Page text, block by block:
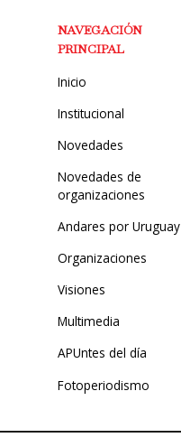
NAVEGACIÓN
PRINCIPAL
Inicio
Institucional
Novedades
Novedades de
organizaciones
Andares por Uruguay
Organizaciones
Visiones
Multimedia
APUntes del día
Fotoperiodismo